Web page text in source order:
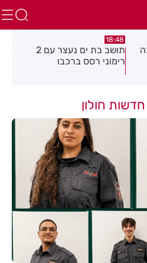
16:21
יום שני ברציפות: שני שוהים
בלתי חוקיים אותרו ברמת גן
חדשות חולון